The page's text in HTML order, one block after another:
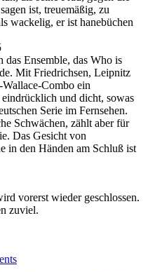
ist, treuemäßig, zu
wackelig, er ist hanebüchen
Ensemble, das Who is
Mit Friedrichsen, Leipnitz
Combo ein
und dicht, sowas
Serie im Fernsehen.
Schwächen, zählt aber für
Das Gesicht von
in den Händen am Schluß ist
vorerst wieder geschlossen.
zuviel.